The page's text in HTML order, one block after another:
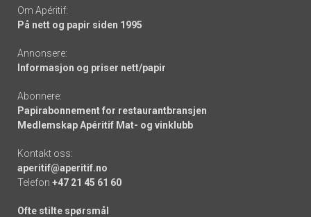
Om Apéritif:
På nett og papir siden 1995
Annonsere:
Informasjon og priser nett/papir
Abonnere:
Papirabonnement for restaurantbransjen
Medlemskap Apéritif Mat- og vinklubb
Kontakt oss:
aperitif@aperitif.no
Telefon +47 21 45 61 60
Ofte stilte spørsmål